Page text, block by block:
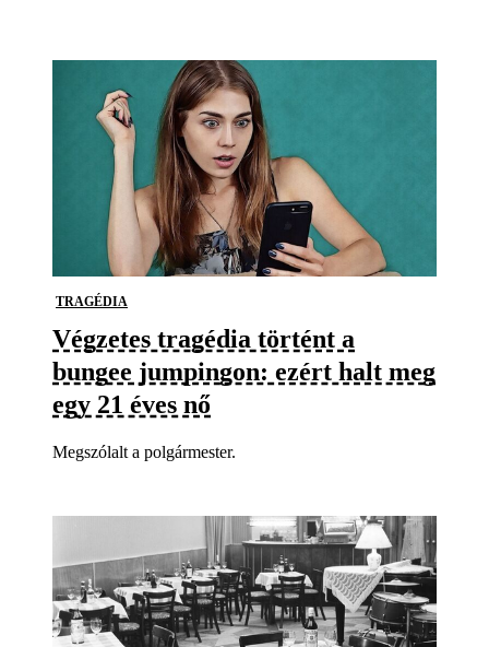
TRAGÉDIA
Végzetes tragédia történt a
bungee jumpingon: ezért halt meg
egy 21 éves nő
Megszólalt a polgármester.